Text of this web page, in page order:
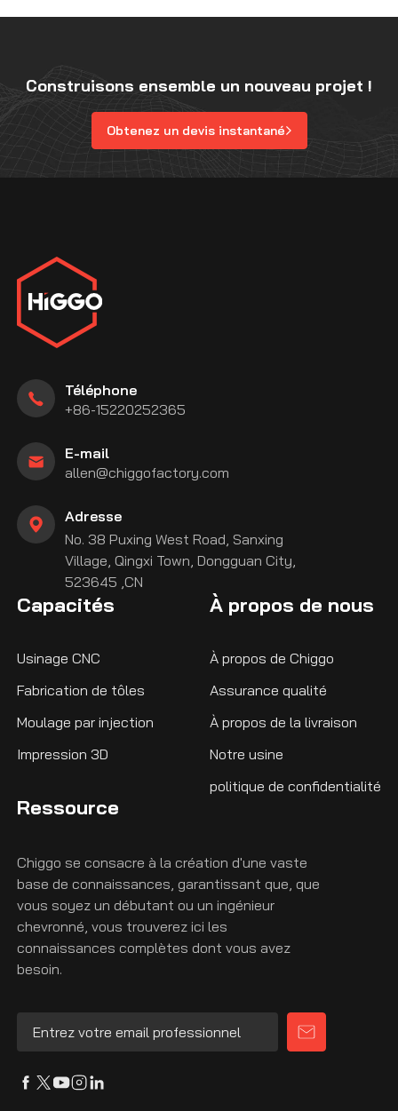
Construisons ensemble un nouveau projet !
Obtenez un devis instantané
Téléphone
+86-15220252365
E-mail
allen@chiggofactory.com
Adresse
No. 38 Puxing West Road, Sanxing
Village, Qingxi Town, Dongguan City,
523645 ,CN
Capacités
Usinage CNC
Fabrication de tôles
Moulage par injection
Impression 3D
À propos de nous
À propos de Chiggo
Assurance qualité
À propos de la livraison
Notre usine
politique de confidentialité
Ressource
Chiggo se consacre à la création d'une vaste
base de connaissances, garantissant que, que
vous soyez un débutant ou un ingénieur
chevronné, vous trouverez ici les
connaissances complètes dont vous avez
besoin.